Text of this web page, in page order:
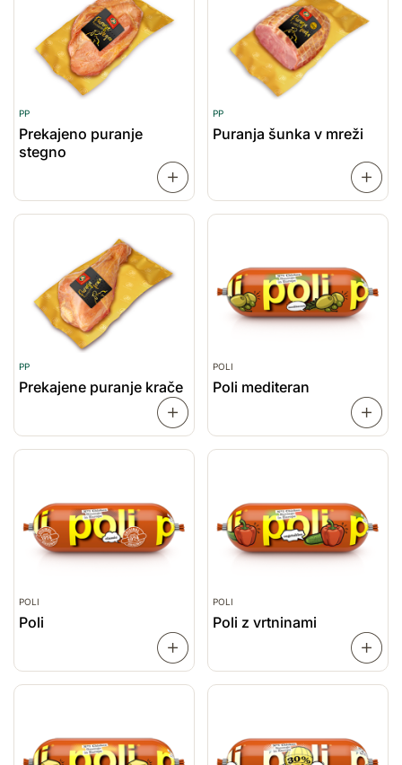
PP
Prekajeno puranje
stegno
PP
Puranja šunka v mreži
PP
Prekajene puranje krače
POLI
Poli mediteran
POLI
Poli
VEČ
POLI
Poli z vrtninami
VEČ